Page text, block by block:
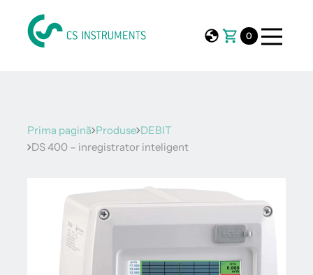
0
Prima pagină Produse DEBIT
DS 400 – inregistrator inteligent